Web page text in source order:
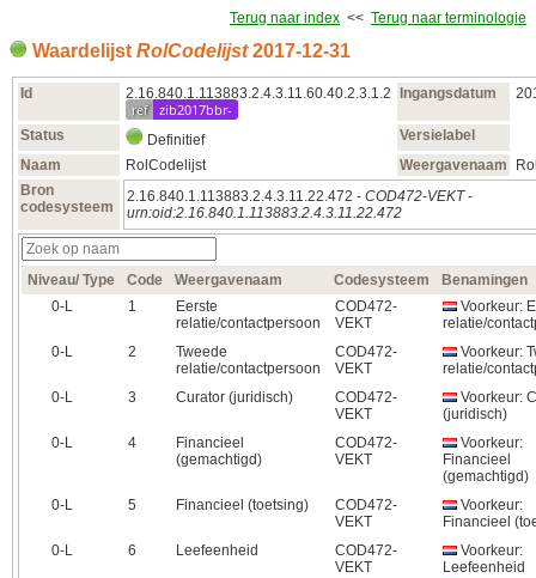
Terug naar index << Terug naar terminologie
Waardelijst RolCodelijst2017‑12‑31
Id 2.16.840.1.113883.2.4.3.11.60.40.2.3.1.2
ref zib2017bbr-
Ingangsdatum
Status Definitief
Versielabel
Naam
RolCodelijst Weergavenaam
Bron
codesysteem
2.16.840.1.113883.2.4.3.11.22.472 - COD472-VEKT-
urn:oid:2.16.840.1.113883.2.4.3.11.22.472
Niveau/ Type Code Weergavenaam Codesysteem
Benamingen
0‑L
1
Eerste
relatie/contactpersoon
COD472-
VEKT
Voorkeur:
relatie/
0‑L
2
Tweede
relatie/contactpersoon
COD472-
VEKT
Voorkeur:
relatie/
0‑L
3 Curator (juridisch)
COD472-
VEKT
Voorkeur:
(juridisch)
0‑L
4
Financieel
(gemachtigd)
COD472-
VEKT
Voorkeur:
Financieel
(gemachtigd)
0‑L
5 Financieel (toetsing)
COD472-
VEKT
Voorkeur:
Financieel
0‑L
6 Leefeenheid
COD472-
VEKT
Voorkeur:
Leefeenheid